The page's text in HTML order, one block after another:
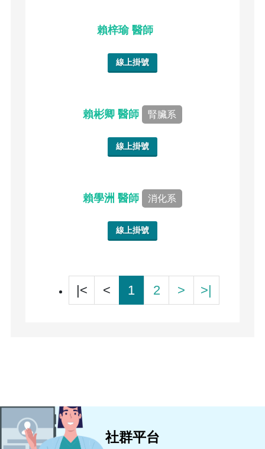
賴梓瑜 醫師
線上掛號
賴彬卿 醫師 腎臟系
線上掛號
賴學洲 醫師 消化系
線上掛號
|< < 1 2 > >|
社群平台